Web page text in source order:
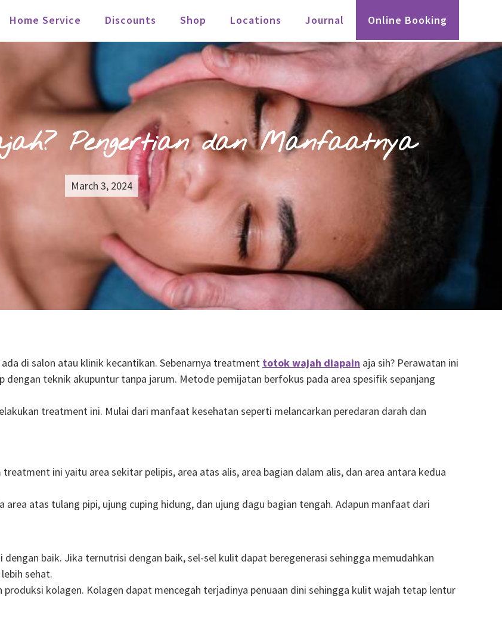
Home Service Discounts Shop Locations Journal Online Booking
Pengertian dan Manfaatnya
March 3, 2024
di salon atau klinik kecantikan. Sebenarnya treatment totok wajah diapain aja sih? Perawatan ini
teknik akupuntur tanpa jarum. Metode pemijatan berfokus pada area spesifik sepanjang
treatment ini. Mulai dari manfaat kesehatan seperti melancarkan peredaran darah dan
ini yaitu area sekitar pelipis, area atas alis, area bagian dalam alis, dan area antara kedua
atas tulang pipi, ujung cuping hidung, dan ujung dagu bagian tengah. Adapun manfaat dari
baik. Jika ternutrisi dengan baik, sel-sel kulit dapat beregenerasi sehingga memudahkan
sehat.
kolagen. Kolagen dapat mencegah terjadinya penuaan dini sehingga kulit wajah tetap lentur